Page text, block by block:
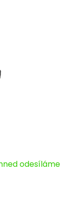
odesíláme